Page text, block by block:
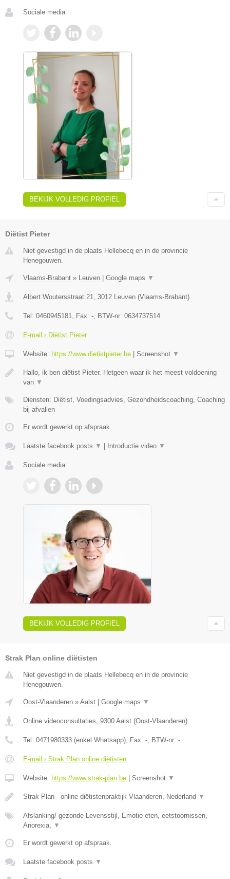
Sociale media:
BEKIJK VOLLEDIG PROFIEL
Diëtist Pieter
Niet gevestigd in de plaats Hellebecq en in de provincie
Henegouwen.
Vlaams-Brabant » Leuven | Google maps ▼
Albert Woutersstraat 21 3012 Leuven (Vlaams-Brabant)
Tel: 0460945181 , Fax: - , BTW-nr: 0634737514
E-mail › Diëtist Pieter
Website: https://www.dietistpieter.be | Screenshot ▼
Hallo, ik ben diëtist Pieter. Hetgeen waar ik het meest voldoening
van ▼
Diensten: Diëtist, Voedingsadvies, Gezondheidscoaching, Coaching
bij afvallen
Er wordt gewerkt op afspraak.
Laatste facebook posts ▼ | Introductie video ▼
Sociale media:
BEKIJK VOLLEDIG PROFIEL
Strak Plan online diëtisten
Niet gevestigd in de plaats Hellebecq en in de provincie
Henegouwen.
Oost-Vlaanderen » Aalst Google maps ▼
Online videoconsultaties, 9300 Aalst (Oost-Vlaanderen)
Tel: 0471980333 (enkel Whatsapp), Fax: -, BTW-nr: -
E-mail › Strak Plan online diëtisten
Website: https://www.strak-plan.be Screenshot ▼
Strak Plan - online diëtistenpraktijk Vlaanderen, Nederland ▼
Afslanking/ gezonde Levensstijl, Emotie eten, eetstoornissen,
Anorexia, ▼
Er wordt gewerkt op afspraak.
Laatste facebook posts ▼